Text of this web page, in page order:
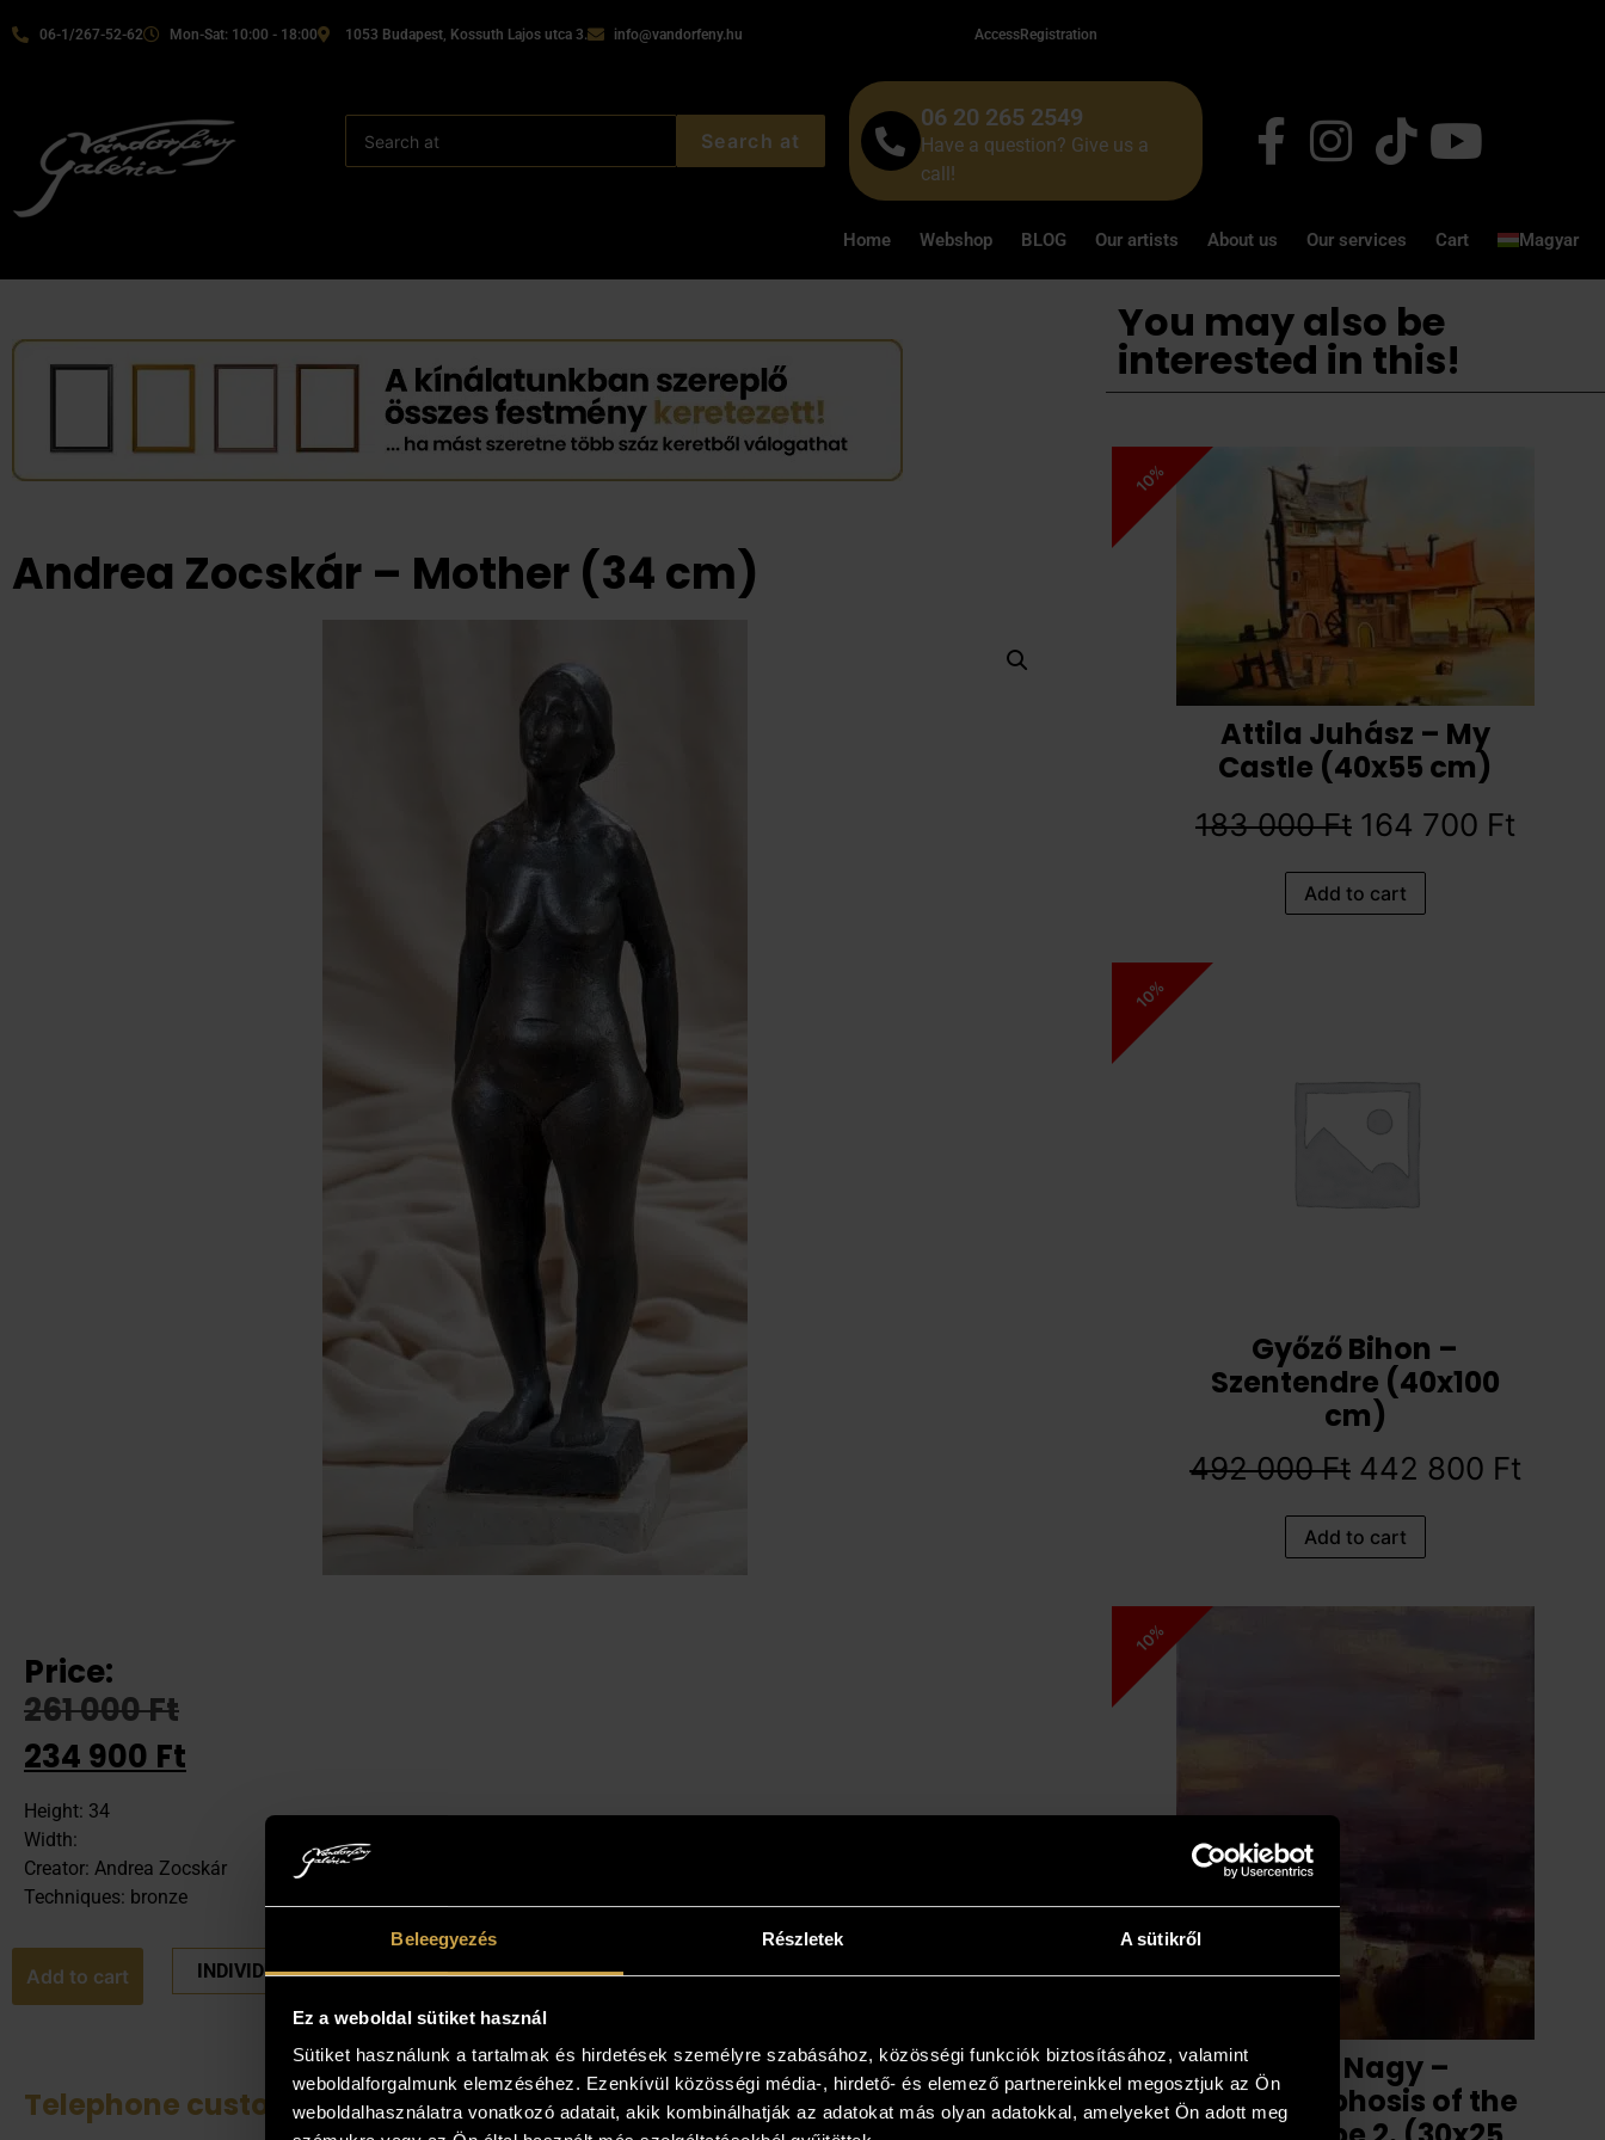
Beleegyezés Részletek A sütikről
Ez a weboldal sütiket használ
Sütiket használunk a tartalmak és hirdetések személyre szabásához, közösségi funkciók biztosításához, valamint
weboldalforgalmunk elemzéséhez. Ezenkívül közösségi média-, hirdető- és elemező partnereinkkel megosztjuk az Ön
weboldalhasználatra vonatkozó adatait, akik kombinálhatják az adatokat más olyan adatokkal, amelyeket Ön adott meg
06-1/267-52-62 Mon-Sat: 10:00 - 18:00 1053 Budapest, Kossuth Lajos utca 3. info@vandorfeny.hu AccessRegistration
Search at
06 20 265 2549
Have a question? Give us a
call!
Home Webshop BLOG Our artists About us Our services Cart Magyar
Andrea Zocskár – Mother (34 cm)
Price:
261 000Ft
234 900 Ft
Height: 34
Width:
Creator: Andrea Zocskár
Techniques: bronze
Add to cart INDIVIDUAL PRICE PLEASE
Telephone customer service See it in your home!
You may also be
interested in this!
10%
Attila Juhász – My
Castle (40x55 cm)
183 000Ft 164 700 Ft
Add to cart
10%
Győző Bihon –
Szentendre (40x100
cm)
492 000Ft 442 800 Ft
Add to cart
10%
Tibor Nagy –
Metamorphosis of the